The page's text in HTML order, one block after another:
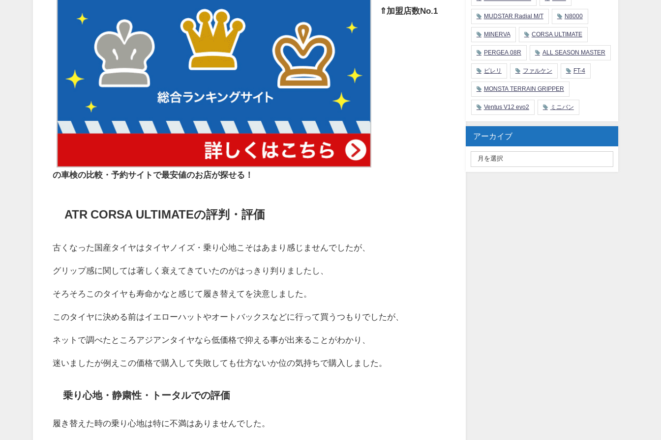
⇑加盟店数No.1
の車検の比較・予約サイトで最安値のお店が探せる！
ATR CORSA ULTIMATEの評判・評価
古くなった国産タイヤはタイヤノイズ・乗り心地こそはあまり感じませんでしたが、
グリップ感に関しては著しく衰えてきていたのがはっきり判りましたし、
そろそろこのタイヤも寿命かなと感じて履き替えてを決意しました。
このタイヤに決める前はイエローハットやオートバックスなどに行って買うつもりでしたが、
ネットで調べたところアジアンタイヤなら低価格で抑える事が出来ることがわかり、
迷いましたが例えこの価格で購入して失敗しても仕方ないか位の気持ちで購入しました。
乗り心地・静粛性・トータルでの評価
履き替えた時の乗り心地は特に不満はありませんでした。
MUDSTAR Radial M/T N8000
MINERVA CORSA ULTIMATE
PERGEA 08R ALL SEASON MASTER
ピレリ ファルケン FT-4
MONSTA TERRAIN GRIPPER
Ventus V12 evo2 ミニバン
アーカイブ